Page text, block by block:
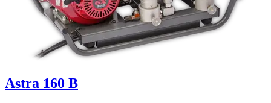
Astra 160 B